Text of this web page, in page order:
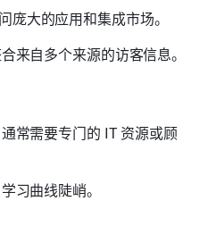
庞大的应用和集成市场。
来自多个来源的访客信息。
常需要专门的 IT 资源或顾
习曲线陡峭。